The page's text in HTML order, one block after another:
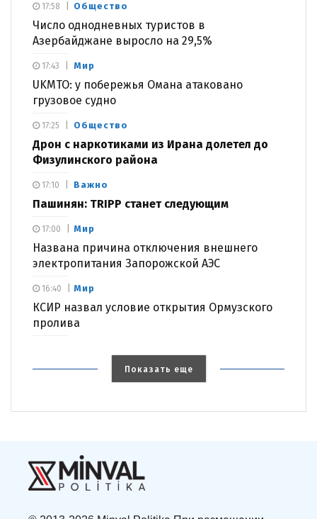
Общество
Число однодневных туристов в
Азербайджане выросло на 29,5%
17:58
Мир
UKMTO: у побережья Омана атаковано
грузовое судно
17:43
Общество
Дрон с наркотиками из Ирана долетел до
Физулинского района
17:25
Важно
Пашинян: TRIPP станет следующим
17:10
Мир
Названа причина отключения внешнего
электропитания Запорожской АЭС
17:00
Мир
КСИР назвал условие открытия Ормузского
пролива
16:40
Показать еще